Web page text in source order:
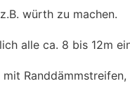
würth zu machen.
alle ca. 8 bis 12m